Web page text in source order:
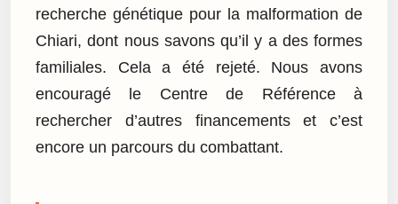
recherche génétique pour la malformation de
Chiari, dont nous savons qu’il y a des formes
familiales. Cela a été rejeté. Nous avons
encouragé le Centre de Référence à
rechercher d’autres financements et c’est
encore un parcours du combattant.